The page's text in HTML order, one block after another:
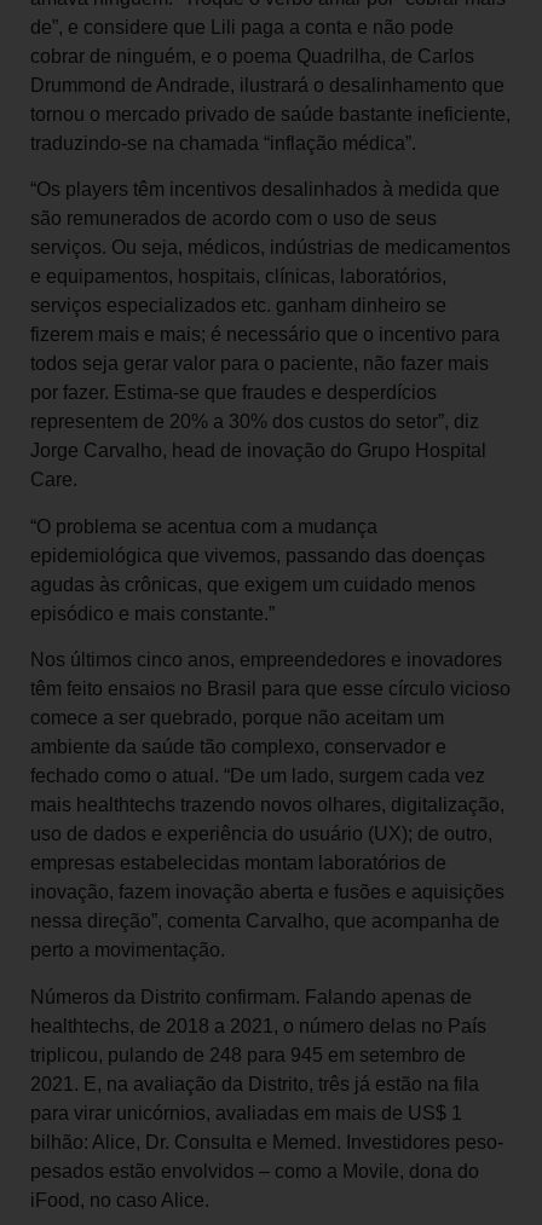
de”, e considere que Lili paga a conta e não pode
cobrar de ninguém, e o poema Quadrilha, de Carlos
Drummond de Andrade, ilustrará o desalinhamento que
tornou o mercado privado de saúde bastante ineficiente,
traduzindo-se na chamada “inflação médica”.
“Os players têm incentivos desalinhados à medida que
são remunerados de acordo com o uso de seus
serviços. Ou seja, médicos, indústrias de medicamentos
e equipamentos, hospitais, clínicas, laboratórios,
serviços especializados etc. ganham dinheiro se
fizerem mais e mais; é necessário que o incentivo para
todos seja gerar valor para o paciente, não fazer mais
por fazer. Estima-se que fraudes e desperdícios
representem de 20% a 30% dos custos do setor”, diz
Jorge Carvalho, head de inovação do Grupo Hospital
Care.
“O problema se acentua com a mudança
epidemiológica que vivemos, passando das doenças
agudas às crônicas, que exigem um cuidado menos
episódico e mais constante.”
Nos últimos cinco anos, empreendedores e inovadores
têm feito ensaios no Brasil para que esse círculo vicioso
comece a ser quebrado, porque não aceitam um
ambiente da saúde tão complexo, conservador e
fechado como o atual. “De um lado, surgem cada vez
mais healthtechs trazendo novos olhares, digitalização,
uso de dados e experiência do usuário (UX); de outro,
empresas estabelecidas montam laboratórios de
inovação, fazem inovação aberta e fusões e aquisições
nessa direção”, comenta Carvalho, que acompanha de
perto a movimentação.
Números da Distrito confirmam. Falando apenas de
healthtechs, de 2018 a 2021, o número delas no País
triplicou, pulando de 248 para 945 em setembro de
2021. E, na avaliação da Distrito, três já estão na fila
para virar unicórnios, avaliadas em mais de US$ 1
bilhão: Alice, Dr. Consulta e Memed. Investidores peso-
pesados estão envolvidos – como a Movile, dona do
iFood, no caso Alice.